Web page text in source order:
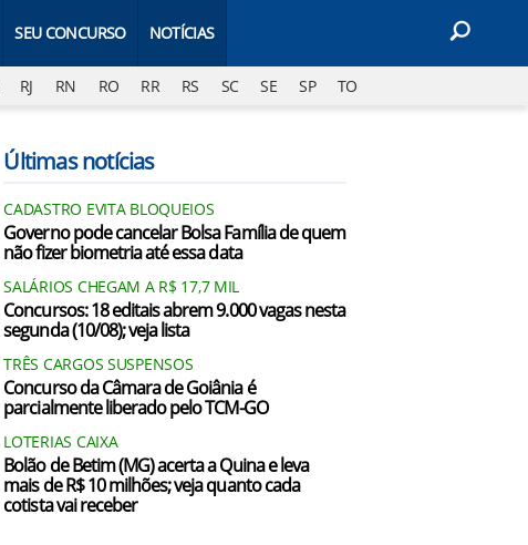
SEU CONCURSO NOTÍCIAS
RJ RN RO RR RS SC SE SP TO
Últimas notícias
CADASTRO EVITA BLOQUEIOS
Governo pode cancelar Bolsa Família de quem
não fizer biometria até essa data
SALÁRIOS CHEGAM A R$ 17,7 MIL
Concursos: 18 editais abrem 9.000 vagas nesta
segunda (10/08); veja lista
TRÊS CARGOS SUSPENSOS
Concurso da Câmara de Goiânia é
parcialmente liberado pelo TCM-GO
LOTERIAS CAIXA
Bolão de Betim (MG) acerta a Quina e leva
mais de R$ 10 milhões; veja quanto cada
cotista vai receber